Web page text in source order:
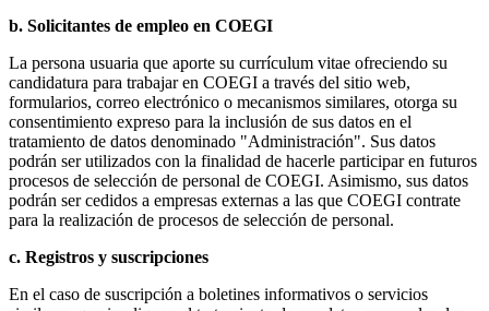
b. Solicitantes de empleo en COEGI
La persona usuaria que aporte su currículum vitae ofreciendo su
candidatura para trabajar en COEGI a través del sitio web,
formularios, correo electrónico o mecanismos similares, otorga su
consentimiento expreso para la inclusión de sus datos en el
tratamiento de datos denominado "Administración". Sus datos
podrán ser utilizados con la finalidad de hacerle participar en futuros
procesos de selección de personal de COEGI. Asimismo, sus datos
podrán ser cedidos a empresas externas a las que COEGI contrate
para la realización de procesos de selección de personal.
c. Registros y suscripciones
En el caso de suscripción a boletines informativos o servicios